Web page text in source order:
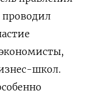
проводил
школ.